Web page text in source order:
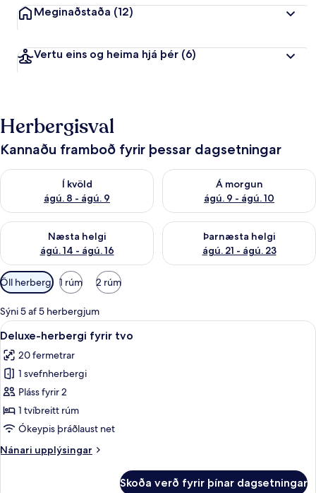
Meginaðstaða (12)
Vertu eins og heima hjá þér (6)
Herbergisval
Kannaðu framboð fyrir þessar dagsetningar
Í kvöld
ágú. 8 - ágú. 9
Athuga framboð í kvöld ágú. 8 - ágú. 9
Á morgun
ágú. 9 - ágú. 10
Athuga framboð á morgun
Næsta helgi
ágú. 14 - ágú. 16
Athuga framboð næstu helgi ágú. 14 - ágú. 16
Þarnæsta helgi
ágú. 21 - ágú. 23
Athuga framboð þarnæstu
Síur
í
boði
fyrir
herbergi
Öll herbergi 1 rúm 2 rúm
Sýni 5 af 5 herbergjum
Skoða
allar
myndir
fyrir
Deluxe-
herbergi
fyrir
Deluxe-herbergi fyrir tvo | Rúmföt
6
Deluxe-herbergi fyrir tvo
20 fermetrar
1 svefnherbergi
Pláss fyrir 2
1 tvíbreitt rúm
Ókeypis þráðlaust net
Nánari upplýsingar
Nánari
Skoða verð fyrir þínar dagsetningar